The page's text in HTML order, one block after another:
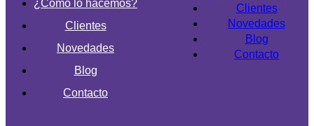
¿Cómo lo hacemos?
Clientes
Novedades
Blog
Contacto
Clientes
Novedades
Blog
Contacto